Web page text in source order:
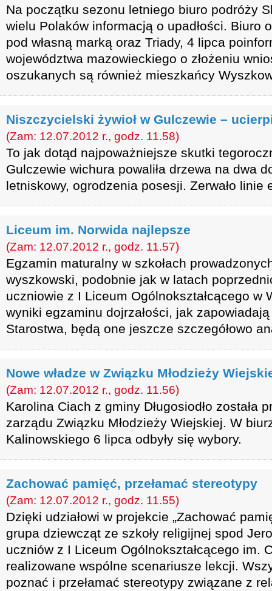
Na początku sezonu letniego biuro podróży
wielu Polaków informacją o upadłości. Biuro
pod własną marką oraz Triady, 4 lipca
województwa mazowieckiego o złożeniu
oszukanych są również mieszkańcy
Niszczycielski żywioł w Gulczewie –
(Zam: 12.07.2012 r., godz. 11.58)
To jak dotąd najpoważniejsze skutki
Gulczewie wichura powaliła drzewa na dwa
letniskowy, ogrodzenia posesji. Zerwało linie
Liceum im. Norwida najlepsze
(Zam: 12.07.2012 r., godz. 11.57)
Egzamin maturalny w szkołach
wyszkowski, podobnie jak w latach
uczniowie z I Liceum Ogólnokształcącego w
wyniki egzaminu dojrzałości, jak
Starostwa, będą one jeszcze szczegółowo
Nowe władze w Związku Młodzieży
(Zam: 12.07.2012 r., godz. 11.56)
Karolina Ciach z gminy Długosiodło została
zarządu Związku Młodzieży Wiejskiej. W
Kalinowskiego 6 lipca odbyły się wybory.
Zachować pamięć, przełamać stereotypy
(Zam: 12.07.2012 r., godz. 11.55)
Dzięki udziałowi w projekcie „Zachować
grupa dziewcząt ze szkoły religijnej spod
uczniów z I Liceum Ogólnokształcącego im.
realizowane wspólne scenariusze lekcji.
poznać i przełamać stereotypy związane z